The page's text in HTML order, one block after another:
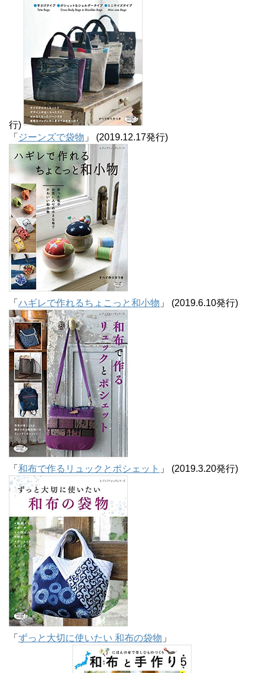
行)
「 ジーンズで袋物 」 (2019.12.17発行)
「 ハギレで作れるちょこっと和小物 」 (2019.6.10発行)
「 和布で作るリュックとポシェット 」 (2019.3.20発行)
「 ずっと大切に使いたい 和布の袋物 」